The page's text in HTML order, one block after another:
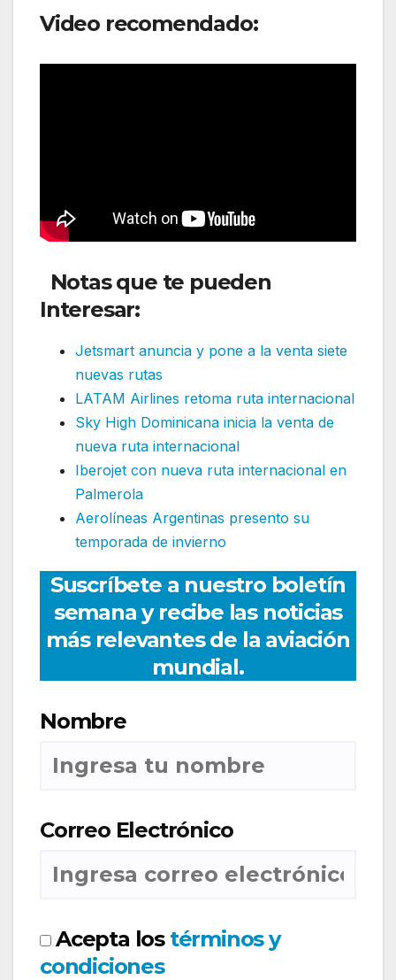
Video recomendado:
Notas que te pueden
Interesar:
Jetsmart anuncia y pone a la venta siete
nuevas rutas
LATAM Airlines retoma ruta internacional
Sky High Dominicana inicia la venta de
nueva ruta internacional
Iberojet con nueva ruta internacional en
Palmerola
Aerolíneas Argentinas presento su
temporada de invierno
Suscríbete a nuestro boletín
semana y recibe las noticias
más relevantes de la aviación
mundial.
Nombre
Correo Electrónico
Acepta los términos y
condiciones